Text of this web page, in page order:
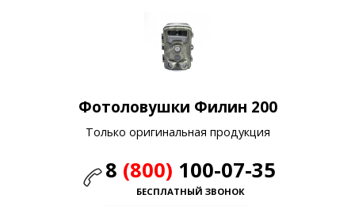
Фотоловушки Филин 200
Только оригинальная продукция
8 (800) 100-07-35
БЕСПЛАТНЫЙ ЗВОНОК